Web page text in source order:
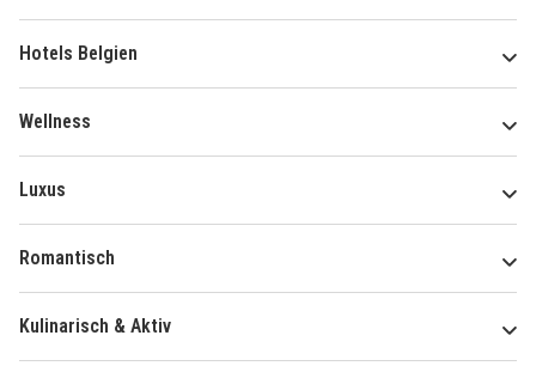
Hotels Belgien
Wellness
Luxus
Romantisch
Kulinarisch & Aktiv